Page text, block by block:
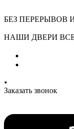
БЕЗ ПЕРЕРЫВОВ
НАШИ ДВЕРИ
Заказать звонок